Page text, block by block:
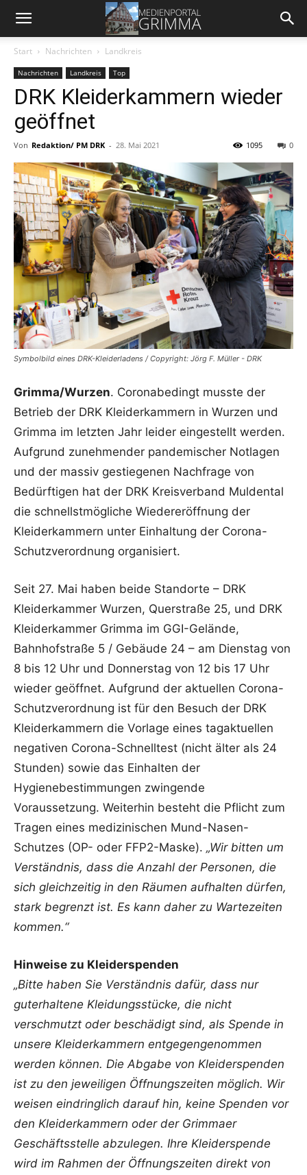
Start Nachrichten Landkreis
Nachrichten Landkreis Top
DRK Kleiderkammern wieder
geöffnet
Von Redaktion/ PM DRK - 28. Mai 2021 0
1095
Symbolbild eines DRK-Kleiderladens / Copyright: Jörg F. Müller - DRK
Grimma/Wurzen. Coronabedingt musste der
Betrieb der DRK Kleiderkammern in Wurzen und
Grimma im letzten Jahr leider eingestellt werden.
Aufgrund zunehmender pandemischer Notlagen
und der massiv gestiegenen Nachfrage von
Bedürftigen hat der DRK Kreisverband Muldental
die schnellstmögliche Wiedereröffnung der
Kleiderkammern unter Einhaltung der Corona-
Schutzverordnung organisiert.
Seit 27. Mai haben beide Standorte – DRK
Kleiderkammer Wurzen, Querstraße 25, und DRK
Kleiderkammer Grimma im GGI-Gelände,
Bahnhofstraße 5 / Gebäude 24 – am Dienstag von
8 bis 12 Uhr und Donnerstag von 12 bis 17 Uhr
wieder geöffnet. Aufgrund der aktuellen Corona-
Schutzverordnung ist für den Besuch der DRK
Kleiderkammern die Vorlage eines tagaktuellen
negativen Corona-Schnelltest (nicht älter als 24
Stunden) sowie das Einhalten der
Hygienebestimmungen zwingende
Voraussetzung. Weiterhin besteht die Pflicht zum
Tragen eines medizinischen Mund-Nasen-
Schutzes (OP- oder FFP2-Maske). „Wir bitten um
Verständnis, dass die Anzahl der Personen, die
sich gleichzeitig in den Räumen aufhalten dürfen,
stark begrenzt ist. Es kann daher zu Wartezeiten
kommen.“
Hinweise zu Kleiderspenden
„Bitte haben Sie Verständnis dafür, dass nur
guterhaltene Kleidungsstücke, die nicht
verschmutzt oder beschädigt sind, als Spende in
unsere Kleiderkammern entgegengenommen
werden können. Die Abgabe von Kleiderspenden
ist zu den jeweiligen Öffnungszeiten möglich. Wir
weisen eindringlich darauf hin, keine Spenden vor
den Kleiderkammern oder der Grimmaer
Geschäftsstelle abzulegen. Ihre Kleiderspende
wird im Rahmen der Öffnungszeiten direkt von